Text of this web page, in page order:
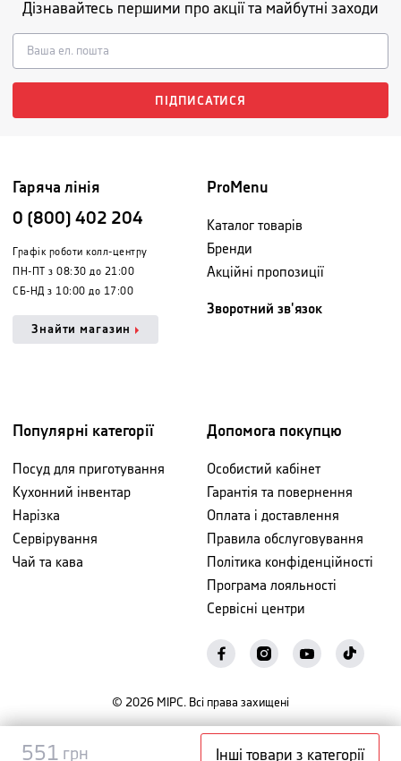
551 грн
551 грн Інші товари з категорії
Дізнавайтесь першими про акції та майбутні заходи
ПІДПИСАТИСЯ
Гаряча лінія
0 (800) 402 204
Графік роботи колл-центру
ПН-ПТ з 08:30 до 21:00
СБ-НД з 10:00 до 17:00
Знайти магазин
ProMenu
Каталог товарів
Бренди
Акційні пропозиції
Зворотний зв'язок
Популярні категорії
Посуд для приготування
Кухонний інвентар
Нарізка
Сервірування
Чай та кава
Допомога покупцю
Особистий кабінет
Гарантія та повернення
Оплата і доставлення
Правила обслуговування
Політика конфіденційності
Програма лояльності
Сервісні центри
© 2026 МІРС. Всі права захищені